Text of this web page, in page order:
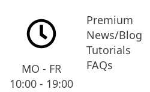
MO - FR
10:00 - 19:00
Premium
News/Blog
Tutorials
FAQs